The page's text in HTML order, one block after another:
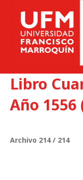
Libro
Año 1556
Archivo 214 / 214